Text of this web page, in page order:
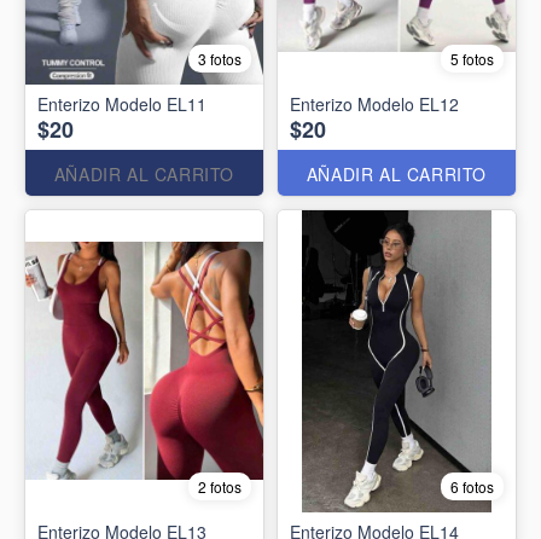
3 fotos
Enterizo Modelo EL11
$20
AÑADIR AL CARRITO
5 fotos
Enterizo Modelo EL12
$20
AÑADIR AL CARRITO
2 fotos
Enterizo Modelo EL13
6 fotos
Enterizo Modelo EL14